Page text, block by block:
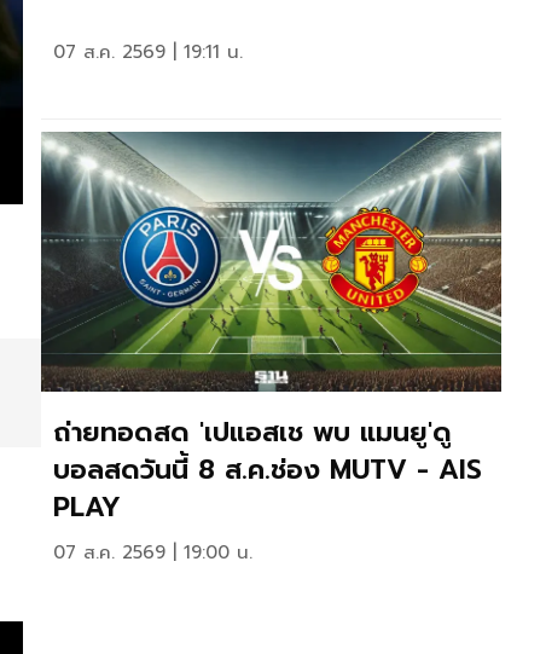
07 ส.ค. 2569 | 19:11 น.
ถ่ายทอดสด 'เปแอสเช พบ แมนยู'ดู
บอลสดวันนี้ 8 ส.ค.ช่อง MUTV - AIS
PLAY
07 ส.ค. 2569 | 19:00 น.